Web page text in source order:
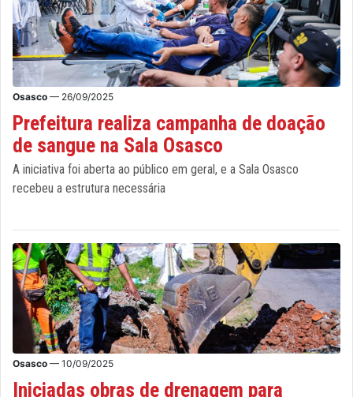
Osasco — 26/09/2025
Prefeitura realiza campanha de doação
de sangue na Sala Osasco
A iniciativa foi aberta ao público em geral, e a Sala Osasco
recebeu a estrutura necessária
Osasco — 10/09/2025
Iniciadas obras de drenagem para